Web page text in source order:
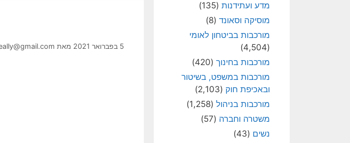
5 בפברואר 2021 מאת
מדע ועתידנות (135)
מוסיקה וסאונד (8)
מורכבות בביטחון לאומי
(4,504)
מורכבות בחינוך (420)
מורכבות במשפט, בשיטור
ובאכיפת חוק (2,103)
מורכבות בניהול (1,258)
משטרה וחברה (57)
נשים (43)